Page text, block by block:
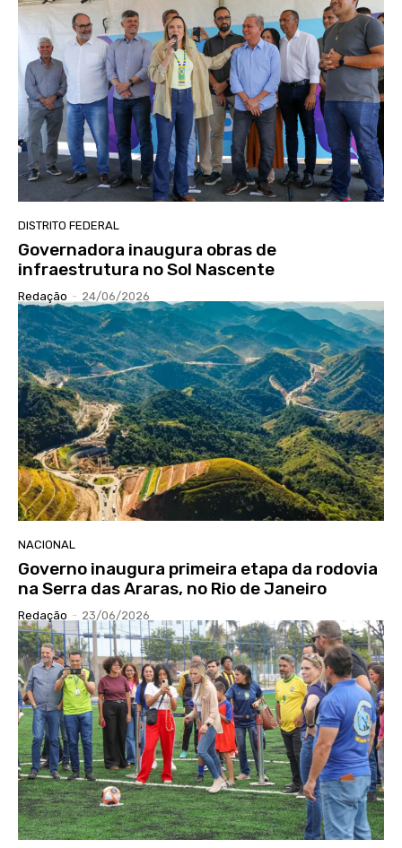
DISTRITO FEDERAL
Governadora inaugura obras de
infraestrutura no Sol Nascente
Redação - 24/06/2026
NACIONAL
Governo inaugura primeira etapa da rodovia
na Serra das Araras, no Rio de Janeiro
Redação - 23/06/2026